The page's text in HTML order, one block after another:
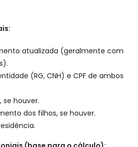
atualizada (geralmente com
(RG, CNH) e CPF de ambos
houver.
dos filhos, se houver.